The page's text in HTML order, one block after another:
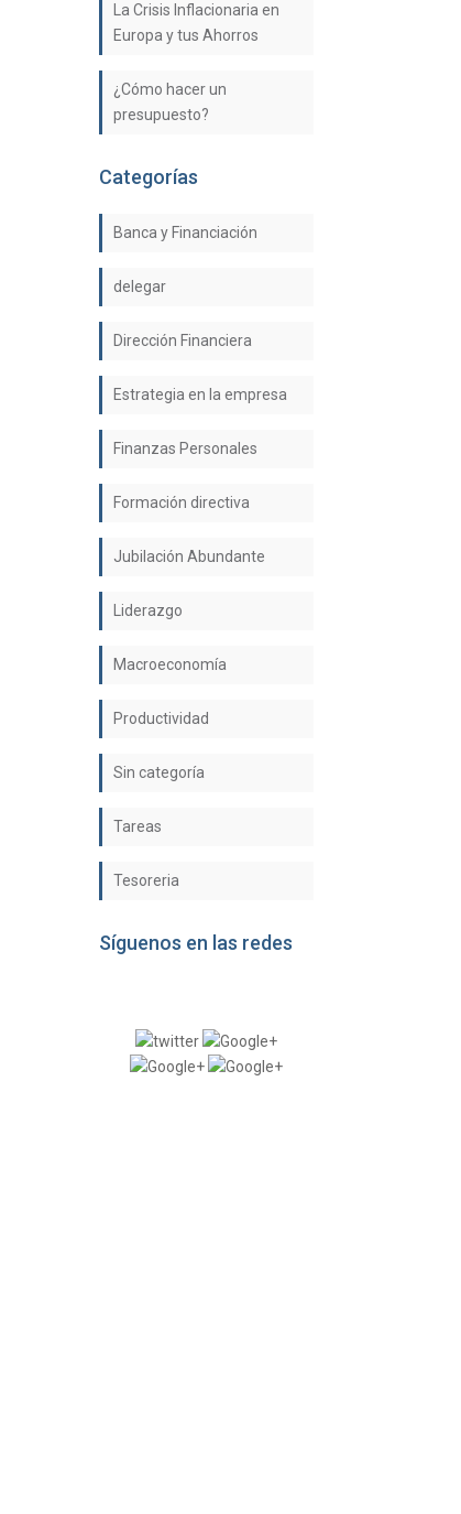
La Crisis Inflacionaria en
Europa y tus Ahorros
¿Cómo hacer un
presupuesto?
Categorías
Banca y Financiación
delegar
Dirección Financiera
Estrategia en la empresa
Finanzas Personales
Formación directiva
Jubilación Abundante
Liderazgo
Macroeconomía
Productividad
Sin categoría
Tareas
Tesoreria
Síguenos en las redes